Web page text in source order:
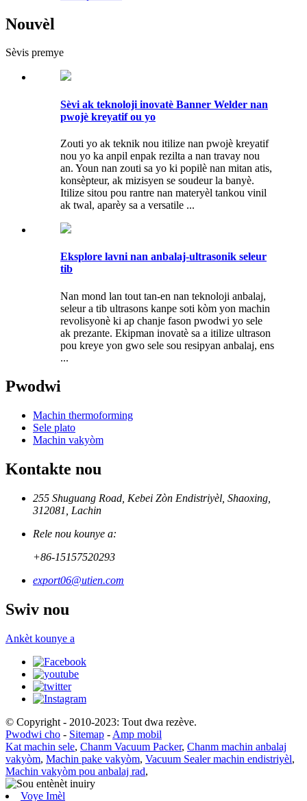
Nouvèl
Sèvis premye
Sèvi ak teknoloji inovatè Banner Welder nan
pwojè kreyatif ou yo
Zouti yo ak teknik nou itilize nan pwojè kreyatif
nou yo ka anpil enpak rezilta a nan travay nou
an. Youn nan zouti sa yo ki popilè nan mitan atis,
konsèpteur, ak mizisyen se soudeur la banyè.
Itilize sitou pou rantre nan materyèl tankou vinil
ak twal, aparèy sa a versatile ...
Eksplore lavni nan anbalaj-ultrasonik seleur
tib
Nan mond lan tout tan-en nan teknoloji anbalaj,
seleur a tib ultrasons kanpe soti kòm yon machin
revolisyonè ki ap chanje fason pwodwi yo sele
ak prezante. Ekipman inovatè sa a itilize ultrason
pou kreye yon gwo sele sou resipyan anbalaj, ens
...
Pwodwi
Machin thermoforming
Sele plato
Machin vakyòm
Kontakte nou
255 Shuguang Road, Kebei Zòn Endistriyèl, Shaoxing,
312081, Lachin
Rele nou kounye a:
+86-15157520293
export06@utien.com
Swiv nou
Ankèt kounye a
© Copyright - 2010-2023: Tout dwa rezève.
Pwodwi cho - Sitemap - Amp mobil
Kat machin sele, Chanm Vacuum Packer, Chanm machin anbalaj
vakyòm, Machin pake vakyòm, Vacuum Sealer machin endistriyèl,
Machin vakyòm pou anbalaj rad,
Voye Imèl